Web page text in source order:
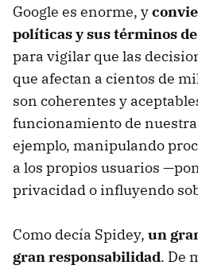
Google es enorme, y
políticas y sus términos
para vigilar que las
que afectan a cientos de
son coherentes y
funcionamiento de
ejemplo, manipulando
a los propios usuarios
privacidad o influyendo
Como decía Spidey, un
gran responsabilidad. De